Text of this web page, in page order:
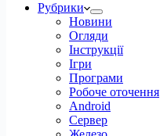
Рубрики
Новини
Огляди
Інструкції
Ігри
Програми
Робоче оточення
Android
Сервер